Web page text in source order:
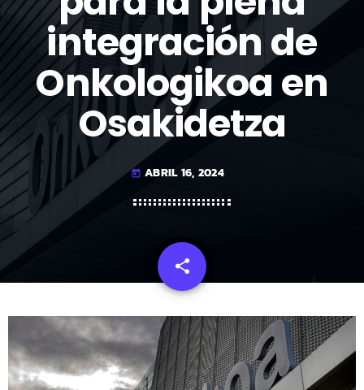
integración de
Onkologikoa en
Osakidetza
today ABRIL 16, 2024
share
email